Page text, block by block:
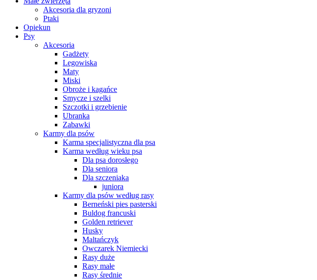
Akcesoria dla gryzoni
Ptaki
Opiekun
Psy
Akcesoria
Gadżety
Legowiska
Maty
Miski
Obroże i kagańce
Smycze i szelki
Szczotki i grzebienie
Ubranka
Zabawki
Karmy dla psów
Karma specjalistyczna dla psa
Karma według wieku psa
Dla psa dorosłego
Dla seniora
Dla szczeniaka
juniora
Karmy dla psów według rasy
Berneński pies pasterski
Buldog francuski
Golden retriever
Husky
Maltańczyk
Owczarek Niemiecki
Rasy duże
Rasy małe
Rasy średnie